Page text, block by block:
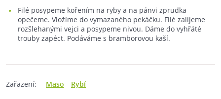
Filé posypeme kořením na ryby a na pánvi zprudka
opečeme. Vložíme do vymazaného pekáčku. Filé zalijeme
rozšlehanými vejci a posypeme nivou. Dáme do vyhřáté
trouby zapéct. Podáváme s bramborovou kaší.
Zařazení: Maso Rybí